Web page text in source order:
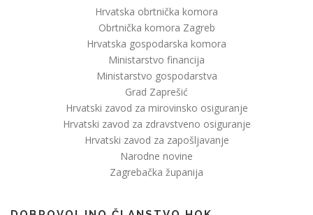
Hrvatska obrtnička komora
Obrtnička komora Zagreb
Hrvatska gospodarska komora
Ministarstvo financija
Ministarstvo gospodarstva
Grad Zaprešić
Hrvatski zavod za mirovinsko osiguranje
Hrvatski zavod za zdravstveno osiguranje
Hrvatski zavod za zapošljavanje
Narodne novine
Zagrebačka županija